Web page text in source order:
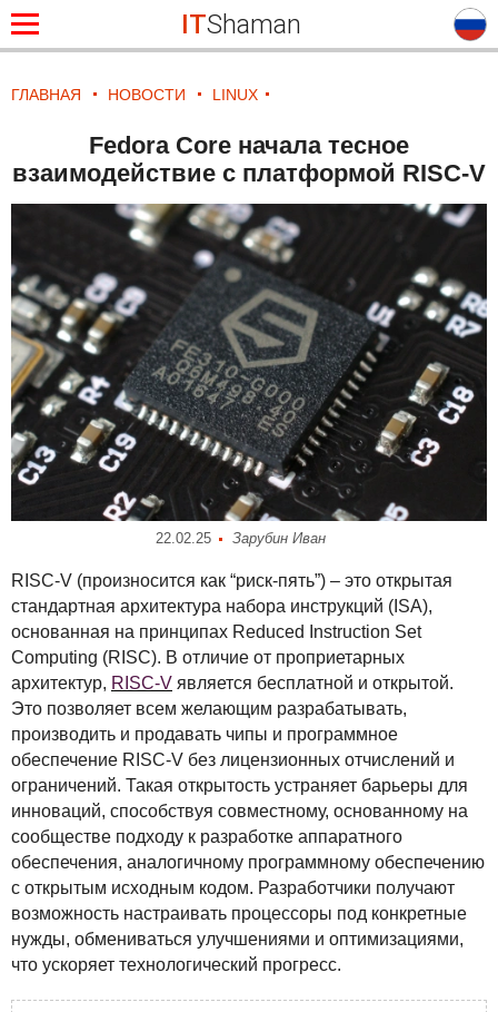
ITShaman
ГЛАВНАЯ НОВОСТИ LINUX
Fedora Core начала тесное
взаимодействие с платформой RISC-V
22.02.25 Зарубин Иван
RISC-V (произносится как “риск-пять”) – это открытая
стандартная архитектура набора инструкций ( ISA),
основанная на принципах Reduced Instruction Set
Computing (RISC). В отличие от проприетарных
архитектур, RISC-V является бесплатной и открытой.
Это позволяет всем желающим разрабатывать,
производить и продавать чипы и программное
обеспечение RISC-V без лицензионных отчислений и
ограничений. Такая открытость устраняет барьеры для
инноваций, способствуя совместному, основанному на
сообществе подходу к разработке аппаратного
обеспечения, аналогичному программному обеспечению
с открытым исходным кодом. Разработчики получают
возможность настраивать процессоры под конкретные
нужды, обмениваться улучшениями и оптимизациями,
что ускоряет технологический прогресс.